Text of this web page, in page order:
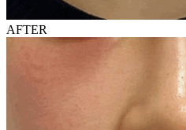
AFTER